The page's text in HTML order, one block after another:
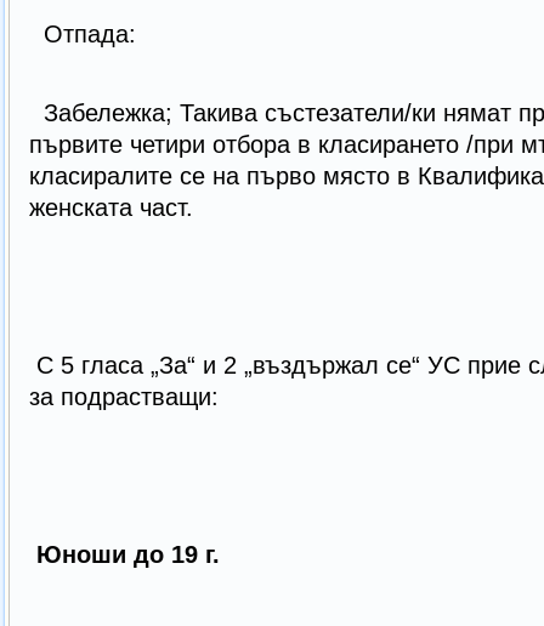
Отпада:
Забележка; Такива състезатели/ки нямат
първите четири отбора в класирането /при
класиралите се на първо място в
женската част.
С 5 гласа „За“ и 2 „въздържал се“ УС прие
за подрастващи:
Юноши до 19 г.